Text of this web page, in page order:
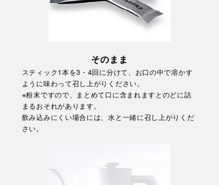
そのまま
スティック1本を3・4回に分けて、お口の中で溶かす
ように味わって召し上がりください。
※粉末ですので、まとめて口に含まれますとのどに詰
まるおそれがあります。
飲み込みにくい場合には、水と一緒に召し上がりくだ
さい。